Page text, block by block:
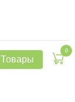
Товары
0